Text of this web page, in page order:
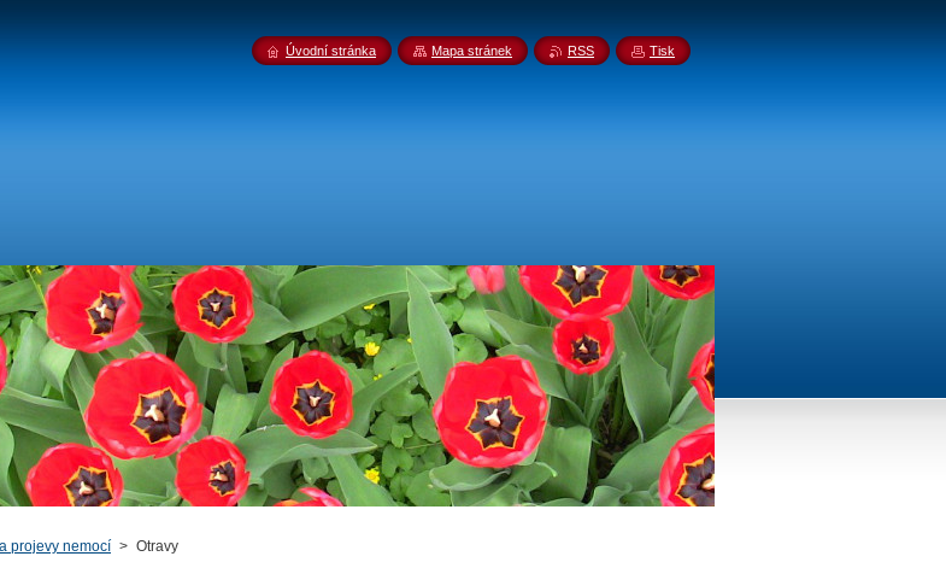
projevy nemocí > Otravy
Úvodní stránka Mapa stránek RSS Tisk